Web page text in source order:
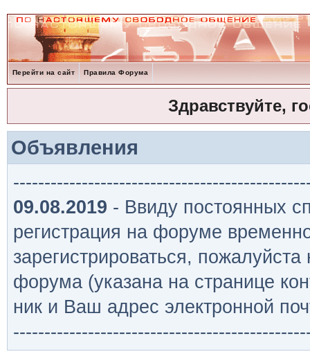
Перейти на сайт Правила Форума
Здравствуйте,
Объявления
09.08.2019 - Ввиду постоянных
регистрация на форуме
зарегистрироваться,
форума (указана на странице
ник и Ваш адрес электронной